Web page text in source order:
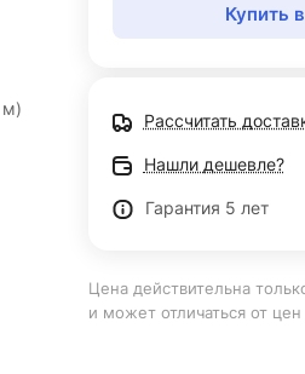
м)
Купить
Рассчитать
Нашли дешевле?
Гарантия 5 лет
Цена действительна
и может отличаться от